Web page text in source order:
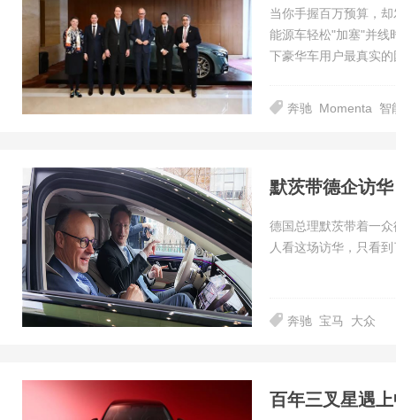
当你手握百万预算，
能源车轻松"加塞"并线
下豪华车用户最真实
奔驰 Momenta 智
默茨带德企访
德国总理默茨带着一
人看这场访华，只看
奔驰 宝马 大众
百年三叉星遇